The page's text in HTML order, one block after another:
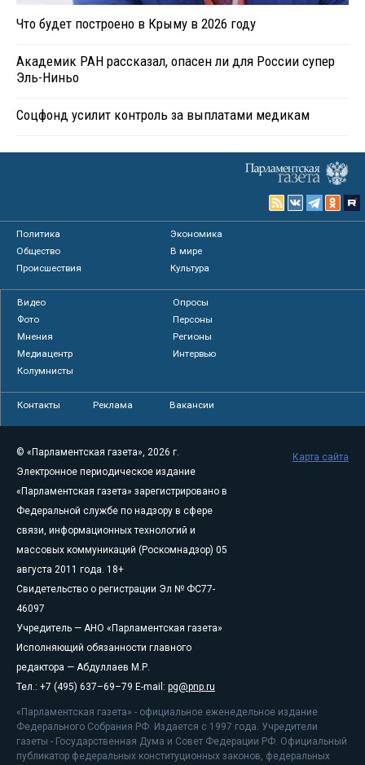
Что будет построено в Крыму в 2026 году
Академик РАН рассказал, опасен ли для России супер
Эль-Ниньо
Соцфонд усилит контроль за выплатами медикам
Политика
Экономика
Общество
В мире
Происшествия
Культура
Видео
Опросы
Фото
Персоны
Мнения
Регионы
Медиацентр
Интервью
Колумнисты
Контакты Реклама Вакансии
© «Парламентская газета», 2026 г.
Электронное периодическое издание
«Парламентская газета» зарегистрировано в
Федеральной службе по надзору в сфере
связи, информационных технологий и
массовых коммуникаций (Роскомнадзор) 05
августа 2011 года. 18+
Свидетельство о регистрации Эл № ФС77-
46097
Учредитель — АНО «Парламентская газета»
Исполняющий обязанности главного
редактора — Абдуллаев М.Р.
Тел.: +7 (495) 637–69–79 E-mail: pg@pnp.ru
«Парламентская газета» - официальное еженедельное издание
Федерального Собрания РФ. Издается с 1997 года. Учредители
газеты - Государственная Дума и Совет Федерации РФ. Официальный
публикатор федеральных конституционных законов, федеральных
Карта сайта